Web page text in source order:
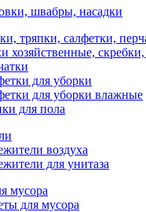
швабры, насадки
тряпки, салфетки,
хозяйственные,
для уборки
для уборки влажные
для пола
воздуха
для унитаза
мусора
для мусора